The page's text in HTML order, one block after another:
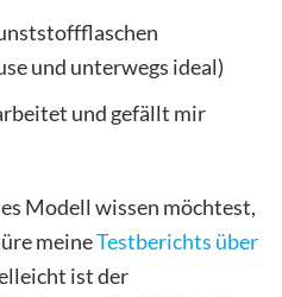
und unterwegs ideal)
und gefällt mir
Modell wissen möchtest,
meineTestberichts über
ist der